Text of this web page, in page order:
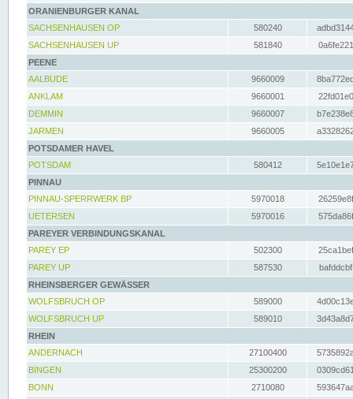
ORANIENBURGER KANAL
SACHSENHAUSEN OP
580240
SACHSENHAUSEN UP
581840
PEENE
AALBUDE
9660009
ANKLAM
9660001
DEMMIN
9660007
JARMEN
9660005
POTSDAMER HAVEL
POTSDAM
580412
PINNAU
PINNAU-SPERRWERK BP
5970018
UETERSEN
5970016
PAREYER VERBINDUNGSKANAL
PAREY EP
502300
PAREY UP
587530
RHEINSBERGER GEWÄSSER
WOLFSBRUCH OP
589000
WOLFSBRUCH UP
589010
RHEIN
ANDERNACH
27100400
BINGEN
25300200
BONN
2710080